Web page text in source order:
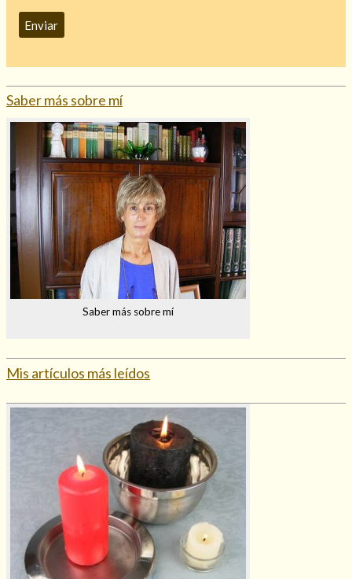
Tu consulta al tarot
Alejamiento
Cartomancia(117)
Cómo recuperar a mi ex(190)
Endulzamiento(112)
Hechizo de amor(593)
Infidelidad(104)
Oraciones(3)
Rituales(72)
Tarot online
(372)
Mi rincón
Mis libros favoritos
Mi Blog
¿Qué es el tarot?
Saber más sobre mí
Saber más sobre mí
Mis artículos más leídos